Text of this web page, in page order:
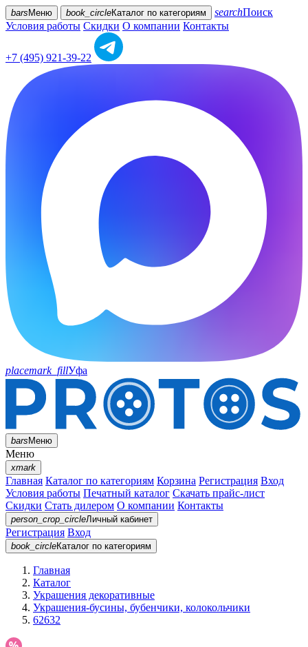
bars Меню book_circleКаталог по категориям searchПоиск
Условия работы Скидки О компании Контакты
+7 (495) 921-39-22
placemark_fillУфа
barsМеню
Меню
xmark
Главная Каталог по категориям Корзина Регистрация Вход
Условия работы Печатный каталог Скачать прайс-лист
Скидки Стать дилером О компании Контакты
person_crop_circleЛичный кабинет
Регистрация Вход
book_circleКаталог по категориям
Главная
Каталог
Украшения декоративные
Украшения-бусины, бубенчики, колокольчики
62632